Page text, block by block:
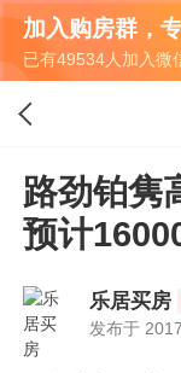
加入购房群，
已有49534人加入微
路劲铂隽
预计
乐居买房
发布于